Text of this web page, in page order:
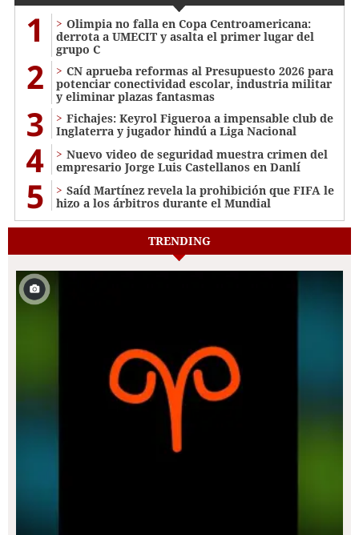
1
Olimpia no falla en Copa Centroamericana:
derrota a UMECIT y asalta el primer lugar del
grupo C
2
CN aprueba reformas al Presupuesto 2026 para
potenciar conectividad escolar, industria militar
y eliminar plazas fantasmas
3
Fichajes: Keyrol Figueroa a impensable club de
Inglaterra y jugador hindú a Liga Nacional
4
Nuevo video de seguridad muestra crimen del
empresario Jorge Luis Castellanos en Danlí
5
Saíd Martínez revela la prohibición que FIFA le
hizo a los árbitros durante el Mundial
TRENDING